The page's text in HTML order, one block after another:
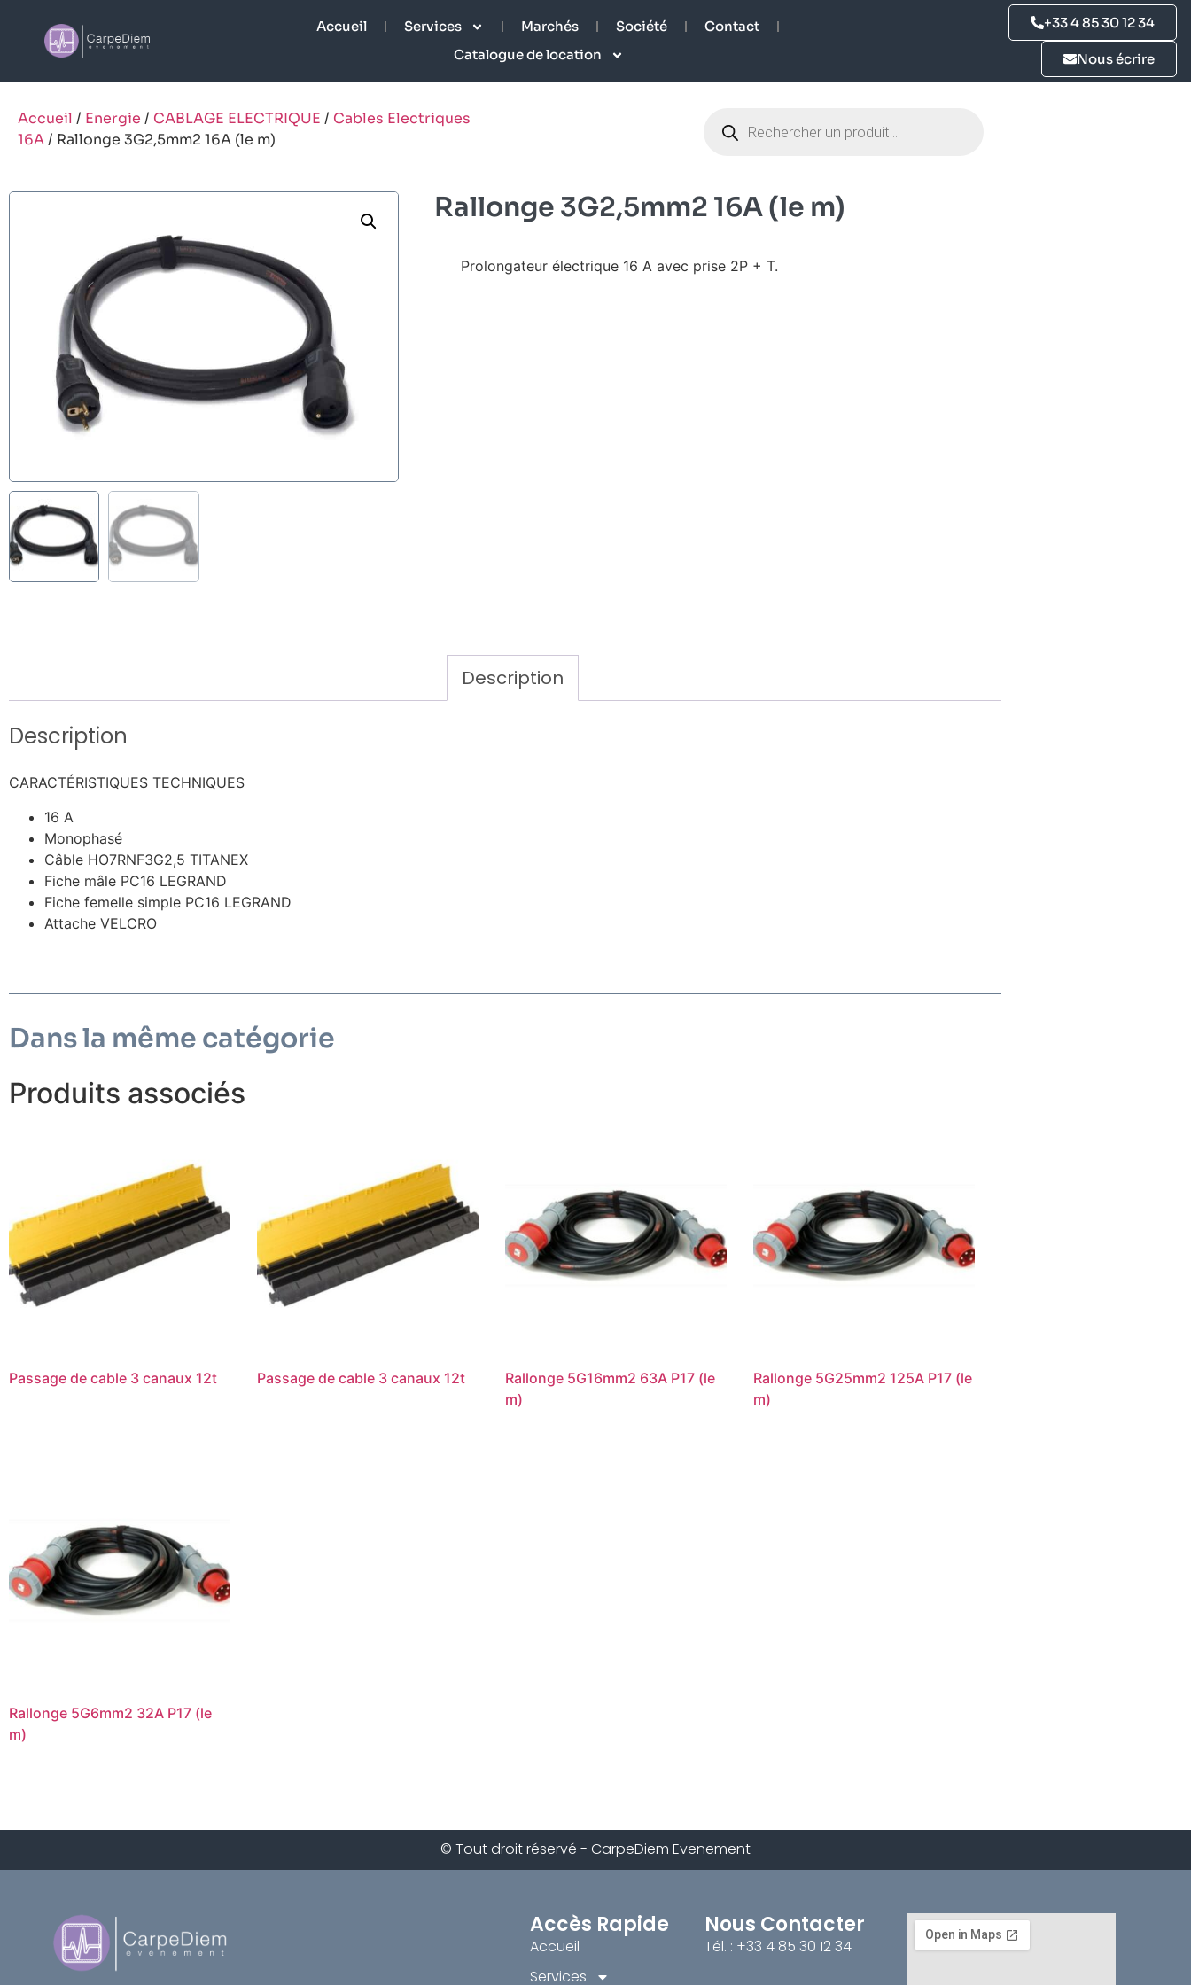
Accueil Services Marchés Société
Contact
Catalogue de location
+33 4 85 30 12 34
Nous écrire
Accueil / Energie / CABLAGE ELECTRIQUE / Cables Electriques
16A/ Rallonge 3G2,5mm2 16A (le m)
Rallonge 3G2,5mm2 16A (le m)
Prolongateur électrique 16 A avec prise 2P + T.
Description
Description
CARACTÉRISTIQUES TECHNIQUES
16 A
Monophasé
Câble HO7RNF3G2,5 TITANEX
Fiche mâle PC16 LEGRAND
Fiche femelle simple PC16 LEGRAND
Attache VELCRO
Dans la même catégorie
Produits associés
Passage de cable 3 canaux 12t Passage de cable 3 canaux 12t
Rallonge 5G16mm2 63A P17 (le
m)
Rallonge 5G25mm2 125A P17 (le
m)
Rallonge 5G6mm2 32A P17 (le
m)
© Tout droit réservé - CarpeDiem Evenement
Accès Rapide
Accueil
Services
Nous Contacter
Tél. : +33 4 85 30 12 34